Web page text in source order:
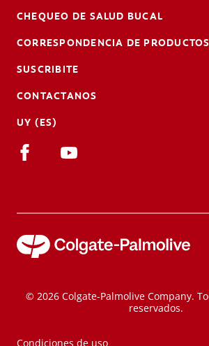
CHEQUEO DE SALUD BUCAL
CORRESPONDENCIA DE PRODUCTOS
SUSCRIBITE
CONTACTANOS
UY (ES)
© 2026 Colgate-Palmolive Company.
reservados.
Condiciones de uso